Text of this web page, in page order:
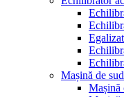
Mașină de
Mașină